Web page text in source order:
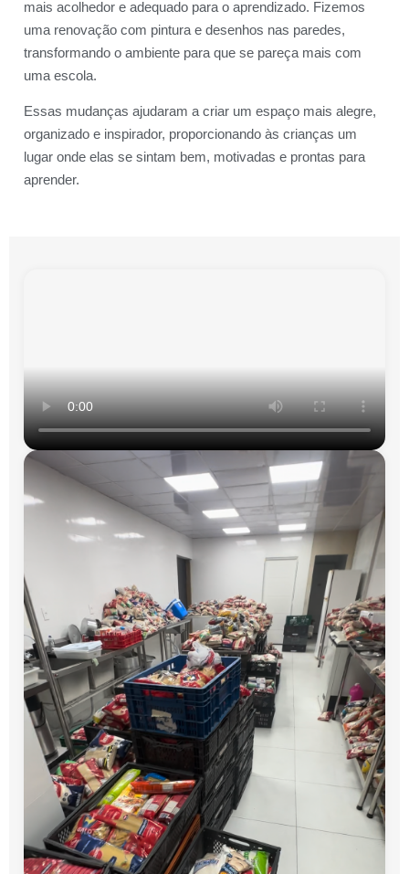
mais acolhedor e adequado para o aprendizado. Fizemos
uma renovação com pintura e desenhos nas paredes,
transformando o ambiente para que se pareça mais com
uma escola.
Essas mudanças ajudaram a criar um espaço mais alegre,
organizado e inspirador, proporcionando às crianças um
lugar onde elas se sintam bem, motivadas e prontas para
aprender.